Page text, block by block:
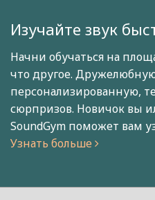
Изучайте звук
Начни обучаться на
что другое.
персонализированную,
сюрпризов. Новичок вы
SoundGym поможет вам
Узнать больше